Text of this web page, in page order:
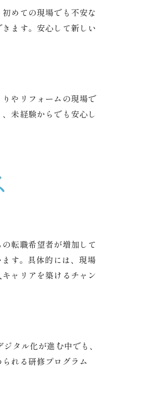
めての現場でも不安な
ます。安心して新しい
やリフォームの現場で
未経験からでも安心し
転職希望者が増加して
す。具体的には、現場
ャリアを築けるチャン
タル化が進む中でも、
れる研修プログラム